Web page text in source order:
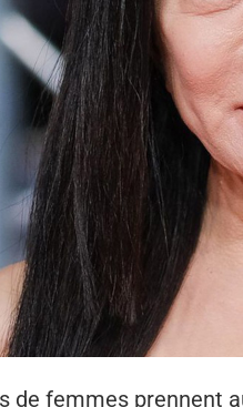
de femmes prennent